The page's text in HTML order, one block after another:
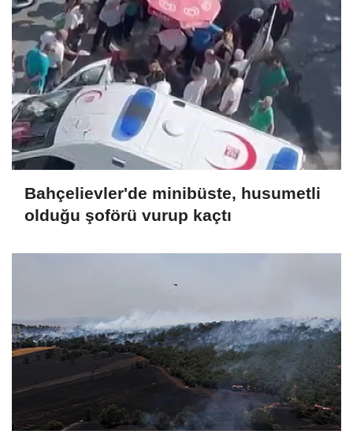
Bahçelievler'de minibüste, husumetli
olduğu şoförü vurup kaçtı